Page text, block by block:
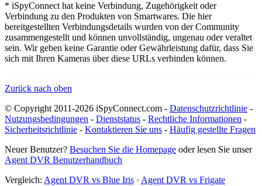
* iSpyConnect hat keine Verbindung, Zugehörigkeit oder
Verbindung zu den Produkten von Smartwares. Die hier
bereitgestellten Verbindungsdetails wurden von der Community
zusammengestellt und können unvollständig, ungenau oder veraltet
sein. Wir geben keine Garantie oder Gewährleistung dafür, dass Sie
sich mit Ihren Kameras über diese URLs verbinden können.
Zurück nach oben
© Copyright 2011-2026 iSpyConnect.com - Datenschutzrichtlinie -
Nutzungsbedingungen - Dienststatus - Rechtliche Informationen -
Sicherheitsrichtlinie - Kontaktieren Sie uns - Häufig gestellte Fragen
Neuer Benutzer? Besuchen Sie die Homepage oder lesen Sie unser
Agent DVR Benutzerhandbuch
Vergleich: Agent DVR vs Blue Iris · Agent DVR vs Frigate